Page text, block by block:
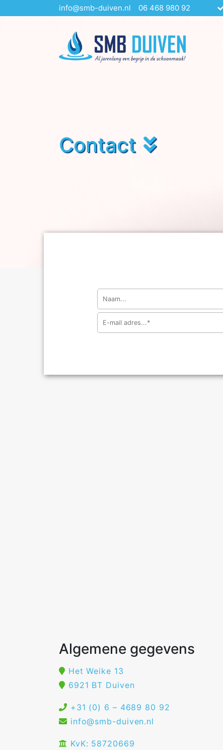
info@smb-duiven.nl 06 468 980 92
Contact
Algemene gegevens
Het Weike 13
6921 BT Duiven
+31 (0) 6 – 4689 80 92
info@smb-duiven.nl
KvK: 58720669